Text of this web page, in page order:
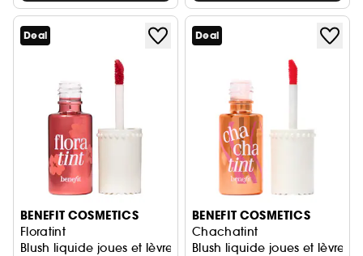
Deal
BENEFIT COSMETICS
Floratint
Blush liquide joues et lèvres
Deal
BENEFIT COSMETICS
Chachatint
Blush liquide joues et lèvres